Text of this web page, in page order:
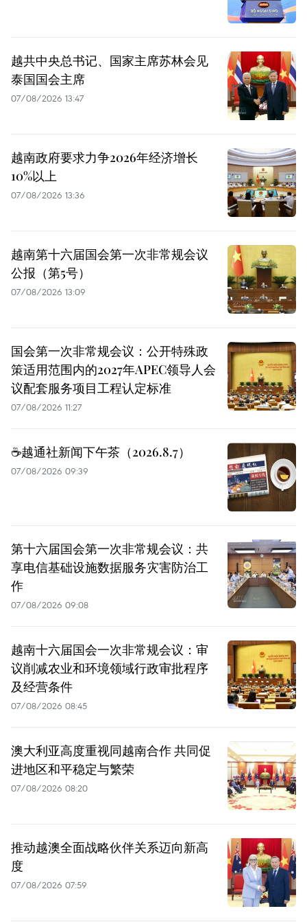
越共中央总书记、国家主席苏林会见
泰国国会主席
07/08/2026 13:47
越南政府要求力争2026年经济增长
10%以上
07/08/2026 13:36
越南第十六届国会第一次非常规会议
公报（第5号）
07/08/2026 13:09
国会第一次非常规会议：公开特殊政
策适用范围内的2027年APEC领导人会
议配套服务项目工程认定标准
07/08/2026 11:27
☕️越通社新闻下午茶（2026.8.7）
07/08/2026 09:39
第十六届国会第一次非常规会议：共
享电信基础设施数据服务灾害防治工
作
07/08/2026 09:08
越南十六届国会一次非常规会议：审
议削减农业和环境领域行政审批程序
及经营条件
07/08/2026 08:45
澳大利亚高度重视同越南合作 共同促
进地区和平稳定与繁荣
07/08/2026 08:20
推动越澳全面战略伙伴关系迈向新高
度
07/08/2026 07:59